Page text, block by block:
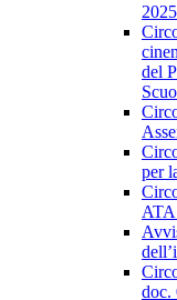
del
per
doc.